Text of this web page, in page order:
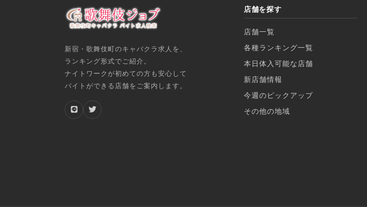
新宿・歌舞伎町のキャバクラ求人を、
ランキング形式でご紹介。
ナイトワークが初めての方も安心して
バイトができる店舗をご案内します。
店舗を探す
店舗一覧
各種ランキング一覧
本日体入可能な店舗
新店舗情報
今週のピックアップ
その他の地域